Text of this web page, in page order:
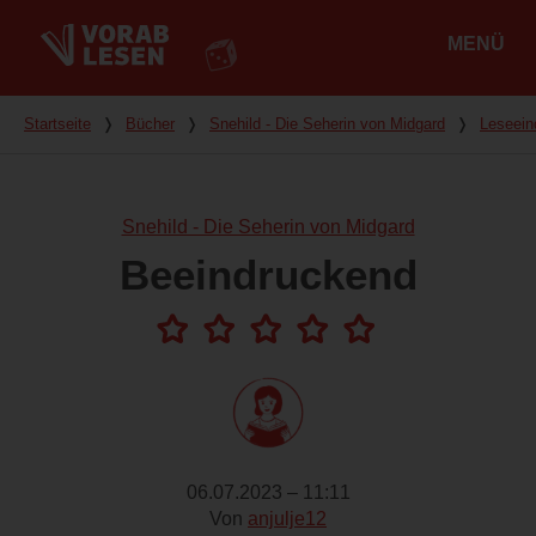
MENÜ
Du bist hier
Startseite ❭ Bücher ❭ Snehild - Die Seherin von Midgard ❭
Snehild - Die Seherin von Midgard
Beeindruckend
06.07.2023 – 11:11
Von anjulje12